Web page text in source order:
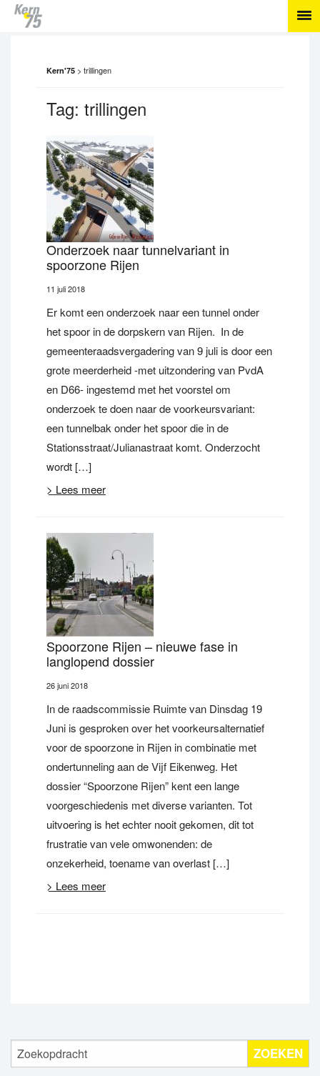
Kern'75 > trillingen
Tag: trillingen
Onderzoek naar tunnelvariant in
spoorzone Rijen
11 juli 2018
Er komt een onderzoek naar een tunnel onder
het spoor in de dorpskern van Rijen. In de
gemeenteraadsvergadering van 9 juli is door een
grote meerderheid -met uitzondering van PvdA
en D66- ingestemd met het voorstel om
onderzoek te doen naar de voorkeursvariant:
een tunnelbak onder het spoor die in de
Stationsstraat/Julianastraat komt. Onderzocht
wordt […]
> Lees meer
Spoorzone Rijen – nieuwe fase in
langlopend dossier
26 juni 2018
In de raadscommissie Ruimte van Dinsdag 19
Juni is gesproken over het voorkeursalternatief
voor de spoorzone in Rijen in combinatie met
ondertunneling aan de Vijf Eikenweg. Het
dossier “Spoorzone Rijen” kent een lange
voorgeschiedenis met diverse varianten. Tot
uitvoering is het echter nooit gekomen, dit tot
frustratie van vele omwonenden: de
onzekerheid, toename van overlast […]
> Lees meer
ZOEKEN